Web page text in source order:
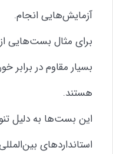
آزمایش‌هایی انجام.
برای مثال بست‌هایی
بسیار مقاوم در
هستند.
این بست‌ها به دلیل
استانداردهای